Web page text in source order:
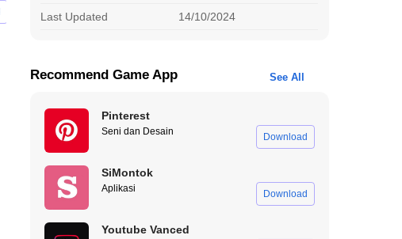
Last Updated 14/10/2024
Recommend Game App See All
Pinterest
Seni dan Desain Download
SiMontok
Aplikasi Download
Youtube Vanced